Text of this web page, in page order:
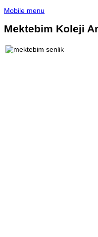
Mobile menu
Mektebim Koleji